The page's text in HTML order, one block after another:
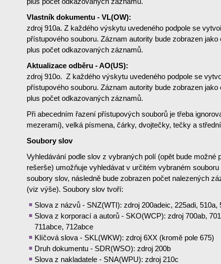
Vlastník dokumentu - VL(OW):
zdroj 910a. Z každého výskytu uvedeného podpole se
přístupového souboru. Záznam autority bude zobrazen jako
plus počet odkazovaných záznamů.
Aktualizace odběru - AO(US):
zdroj 910o. Z každého výskytu uvedeného podpole se
přístupového souboru. Záznam autority bude zobrazen jako
plus počet odkazovaných záznamů.
Při abecedním řazení přístupových souborů je třeba
mezerami), velká písmena, čárky, dvojtečky, tečky a
Soubory slov
Vyhledávání podle slov z vybraných polí (opět bude možné
rešerše) umožňuje vyhledávat v určitém vybraném
soubory slov, následně bude zobrazen počet nalezených
(viz výše). Soubory slov tvoří:
Slova z názvů - SNZ(WTI): zdroj 200adeic, 225adi, 510a,
Slova z korporací a autorů - SKO(WCP): zdroj 700ab,
711abce, 712abce
Klíčová slova - SKL(WKW): zdroj 6XX (kromě pole 675)
Druh dokumentu - SDR(WSO): zdroj 200b
Slova z nakladatele - SNA(WPU): zdroj 210c